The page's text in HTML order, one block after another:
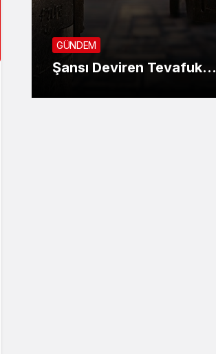
GÜNDEM
Şansı Deviren Tevafuk…